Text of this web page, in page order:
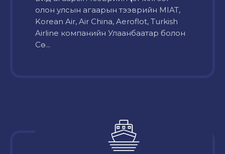
олон улсын агаарын тээврийн MIAT,
Korean Air, Air China, Aeroflot, Turkish
Airline компанийн Улаанбаатар болон
Сө...